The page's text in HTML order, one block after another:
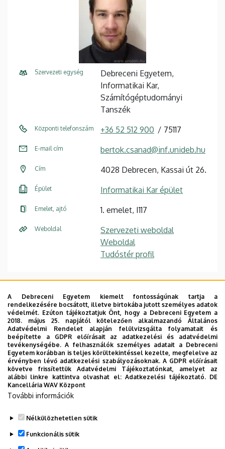
Szervezeti egység
Debreceni Egyetem,
Informatikai Kar,
Számítógéptudományi
Tanszék
Központi telefonszám +36 52 512 900 75117
E-mail cím bertok.csanad@inf.unideb.hu
Cím 4028 Debrecen, Kassai út 26.
Épület Informatikai Kar épület
Emelet, ajtó 1. emelet, I117
Weboldal
Szervezeti weboldal
Weboldal
Tudóstér profil
Publikációs lista
Főbb kutatási irányok
IT biztonság
Hálózatbiztonság
Rendszerbiztonság
Legutóbbi frissítés: 2023. 06. 01. 08:29
A Debreceni Egyetem kiemelt fontosságúnak tartja a
rendelkezésére bocsátott, illetve birtokába jutott személyes adatok
védelmét. Ezúton tájékoztatjuk Önt, hogy a Debreceni Egyetem a
2018. május 25. napjától kötelezően alkalmazandó Általános
Adatvédelmi Rendelet alapján felülvizsgálta folyamatait és
beépítette a GDPR előírásait az adatkezelési és adatvédelmi
tevékenységébe. A felhasználók személyes adatait a Debreceni
Egyetem korábban is teljes körültekintéssel kezelte, megfelelve az
érvényben lévő adatkezelési szabályozásoknak. A GDPR előírásait
követve frissítettük Adatvédelmi Tájékoztatónkat, amelyet az
alábbi linkre kattintva olvashat el:Adatkezelési tájékoztató. DE
Kancellária WAV Központ
További információk
Nélkülözhetetlen sütik
Funkcionális sütik